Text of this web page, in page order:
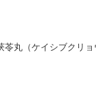
丸（ケイシブクリ